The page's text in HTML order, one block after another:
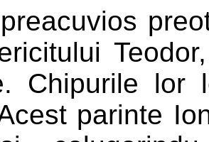
Chipurile lor
parinte